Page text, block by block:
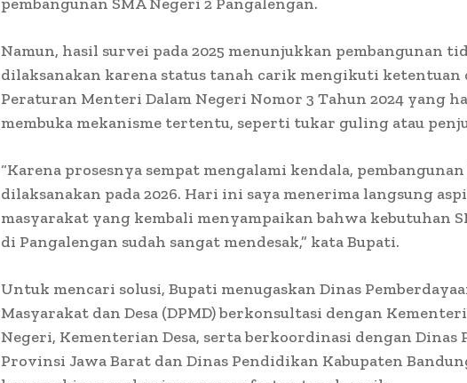
Namun, hasil survei pada 2025 menunjukkan pembangunan
dilaksanakan karena status tanah carik mengikuti ketentuan
Peraturan Menteri Dalam Negeri Nomor 3 Tahun 2024 yang
membuka mekanisme tertentu, seperti tukar guling atau
“Karena prosesnya sempat mengalami kendala,
dilaksanakan pada 2026. Hari ini saya menerima langsung
masyarakat yang kembali menyampaikan bahwa kebutuhan
di Pangalengan sudah sangat mendesak,” kata Bupati.
Untuk mencari solusi, Bupati menugaskan Dinas
Masyarakat dan Desa (DPMD) berkonsultasi dengan
Negeri, Kementerian Desa, serta berkoordinasi dengan Dinas
Provinsi Jawa Barat dan Dinas Pendidikan Kabupaten